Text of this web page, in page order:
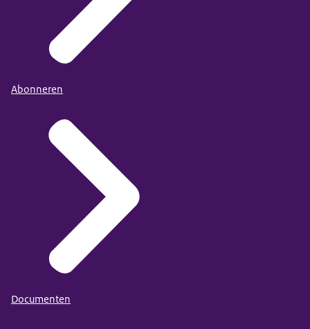
Abonneren
Documenten